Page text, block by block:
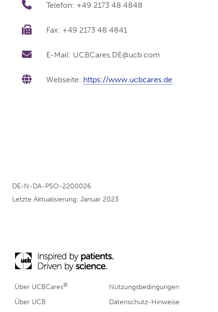
Telefon: +49 2173 48 4848
Fax: +49 2173 48 4841
E-Mail: UCBCares.DE@ucb.com
Webseite: https://www.ucbcares.de
DE-N-DA-PSO-2200026
Letzte Aktualisierung: Januar 2023
Über UCBCares®
Über UCB
Nutzungsbedingungen
Datenschutz-Hinweise